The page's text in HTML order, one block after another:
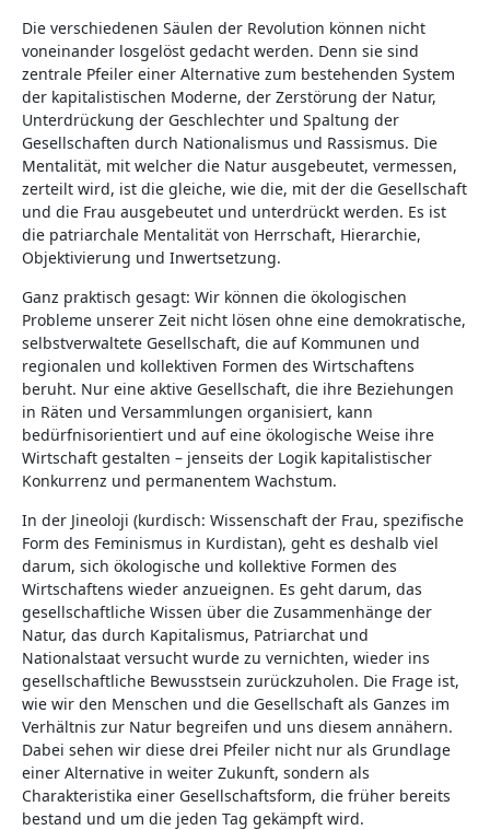
Die verschiedenen Säulen der Revolution können nicht
voneinander losgelöst gedacht werden. Denn sie sind
zentrale Pfeiler einer Alternative zum bestehenden System
der kapitalistischen Moderne, der Zerstörung der Natur,
Unterdrückung der Geschlechter und Spaltung der
Gesellschaften durch Nationalismus und Rassismus. Die
Mentalität, mit welcher die Natur ausgebeutet, vermessen,
zerteilt wird, ist die gleiche, wie die, mit der die Gesellschaft
und die Frau ausgebeutet und unterdrückt werden. Es ist
die patriarchale Mentalität von Herrschaft, Hierarchie,
Objektivierung und Inwertsetzung.
Ganz praktisch gesagt: Wir können die ökologischen
Probleme unserer Zeit nicht lösen ohne eine demokratische,
selbstverwaltete Gesellschaft, die auf Kommunen und
regionalen und kollektiven Formen des Wirtschaftens
beruht. Nur eine aktive Gesellschaft, die ihre Beziehungen
in Räten und Versammlungen organisiert, kann
bedürfnisorientiert und auf eine ökologische Weise ihre
Wirtschaft gestalten – jenseits der Logik kapitalistischer
Konkurrenz und permanentem Wachstum.
In der Jineoloji (kurdisch: Wissenschaft der Frau, spezifische
Form des Feminismus in Kurdistan), geht es deshalb viel
darum, sich ökologische und kollektive Formen des
Wirtschaftens wieder anzueignen. Es geht darum, das
gesellschaftliche Wissen über die Zusammenhänge der
Natur, das durch Kapitalismus, Patriarchat und
Nationalstaat versucht wurde zu vernichten, wieder ins
gesellschaftliche Bewusstsein zurückzuholen. Die Frage ist,
wie wir den Menschen und die Gesellschaft als Ganzes im
Verhältnis zur Natur begreifen und uns diesem annähern.
Dabei sehen wir diese drei Pfeiler nicht nur als Grundlage
einer Alternative in weiter Zukunft, sondern als
Charakteristika einer Gesellschaftsform, die früher bereits
bestand und um die jeden Tag gekämpft wird.